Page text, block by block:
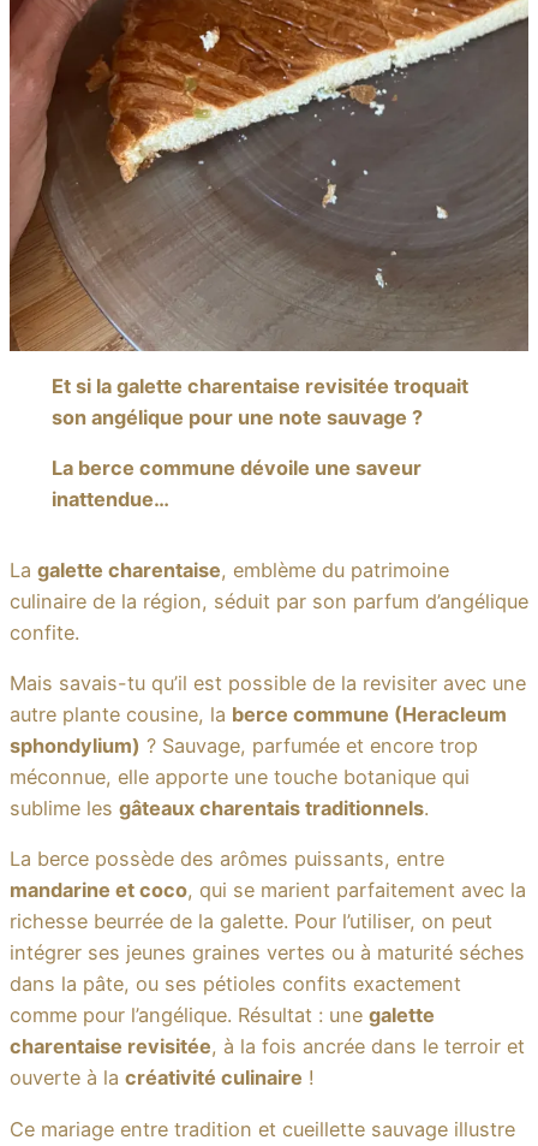
Et si la galette charentaise revisitée troquait
son angélique pour une note sauvage ?
La berce commune dévoile une saveur
inattendue…
La galette charentaise, emblème du patrimoine
culinaire de la région, séduit par son parfum d’angélique
confite.
Mais savais-tu qu’il est possible de la revisiter avec une
autre plante cousine, la berce commune (Heracleum
sphondylium) ? Sauvage, parfumée et encore trop
méconnue, elle apporte une touche botanique qui
sublime les gâteaux charentais traditionnels.
La berce possède des arômes puissants, entre
mandarine et coco, qui se marient parfaitement avec la
richesse beurrée de la galette. Pour l’utiliser, on peut
intégrer ses jeunes graines vertes ou à maturité séches
dans la pâte, ou ses pétioles confits exactement
comme pour l’angélique. Résultat : une galette
charentaise revisitée, à la fois ancrée dans le terroir et
ouverte à la créativité culinaire !
Ce mariage entre tradition et cueillette sauvage illustre